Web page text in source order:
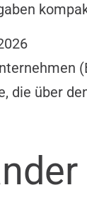
die über